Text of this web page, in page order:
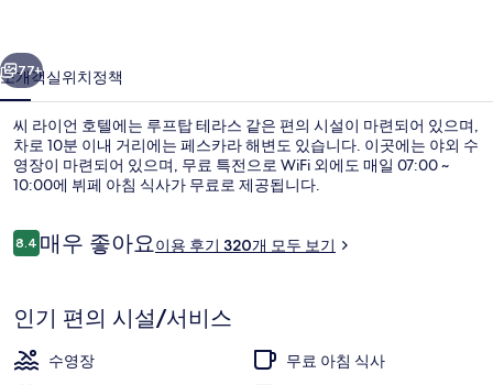
사
진
갤
러
77+
소개객실위치정책
씨 라이언 호텔에는 루프탑 테라스 같은 편의 시설이 마련되어 있으며,
차로 10분 이내 거리에는 페스카라 해변도 있습니다. 이곳에는 야외 수
영장이 마련되어 있으며, 무료 특전으로 WiFi 외에도 매일 07:00 ~
10:00에 뷔페 아침 식사가 무료로 제공됩니다.
이
용
기
8.410점 만점 중 8.4점.
매우 좋아요이용 후기 320개 모두 보기
인기 편의 시설/서비스
수영장
무료 아침 식사